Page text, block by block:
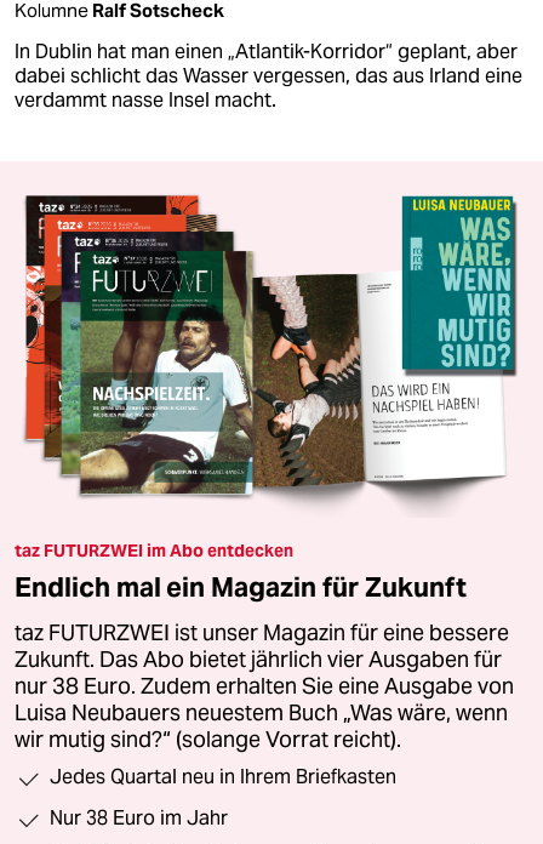
Kolumne Ralf Sotscheck
In Dublin hat man einen „Atlantik-Korridor“ geplant, aber
dabei schlicht das Wasser vergessen, das aus Irland eine
verdammt nasse Insel macht.
taz FUTURZWEI im Abo entdecken
Endlich mal ein Magazin für Zukunft
taz FUTURZWEI ist unser Magazin für eine bessere
Zukunft. Das Abo bietet jährlich vier Ausgaben für
nur 38 Euro. Zudem erhalten Sie eine Ausgabe von
Luisa Neubauers neuestem Buch „Was wäre, wenn
wir mutig sind?“ (solange Vorrat reicht).
Jedes Quartal neu in Ihrem Briefkasten
Nur 38 Euro im Jahr